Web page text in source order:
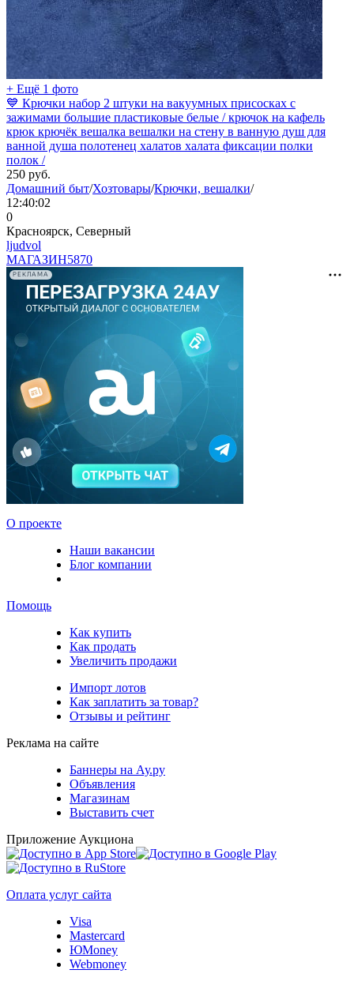
+ Ещё 1 фото
💙 Крючки набор 2 штуки на вакуумных присосках с
зажимами большие пластиковые белые / крючок на кафель
крюк крючёк вешалка вешалки на стену в ванную душ для
ванной душа полотенец халатов халата фиксации полки
полок /
250 руб.
Домашний быт/Хозтовары/Крючки, вешалки/
12:40:02
0
Красноярск, Северный
ljudvol
МАГАЗИН5870
РЕКЛАМА
О проекте
Наши вакансии
Блог компании
Помощь
Как купить
Как продать
Увеличить продажи
Импорт лотов
Как заплатить за товар?
Отзывы и рейтинг
Реклама на сайте
Баннеры на Ау.ру
Объявления
Магазинам
Выставить счет
Приложение Аукциона
Оплата услуг сайта
Visa
Mastercard
ЮMoney
Webmoney